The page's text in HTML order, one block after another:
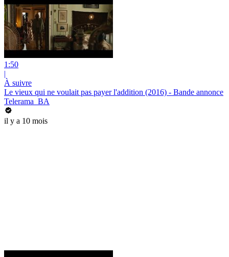
1:50
|
À suivre
Le vieux qui ne voulait pas payer l'addition (2016) - Bande annonce
Telerama_BA
il y a 10 mois